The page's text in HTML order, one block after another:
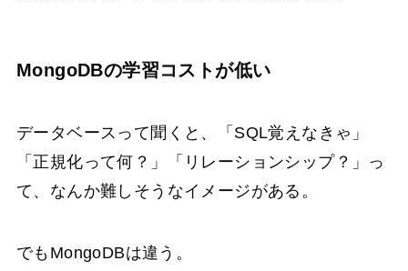
MongoDBの学習コストが低い
データベースって聞くと、「SQL覚えなきゃ」
「正規化って何？」「リレーションシップ？」っ
て、なんか難しそうなイメージがある。
でもMongoDBは違う。